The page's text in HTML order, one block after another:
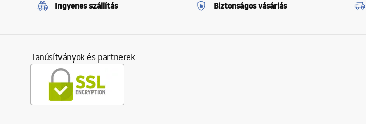
Ingyenes szállítás Biztonságos vásárlás
Tanúsítványok és partnerek